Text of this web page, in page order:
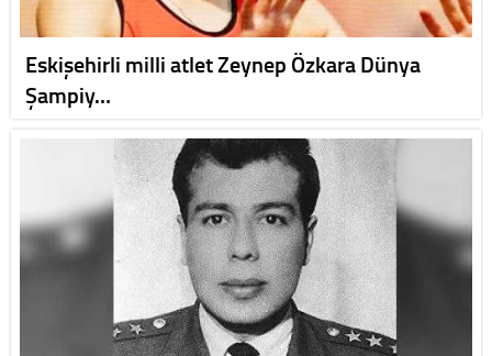
Eskişehirli milli atlet Zeynep Özkara Dünya
Şampiy…